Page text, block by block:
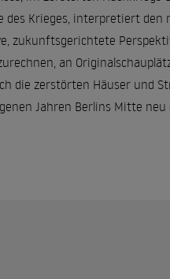
des Krieges, interpretiert
zukunftsgerichtete
an
die zerstörten Häuser und
Jahren Berlins Mitte